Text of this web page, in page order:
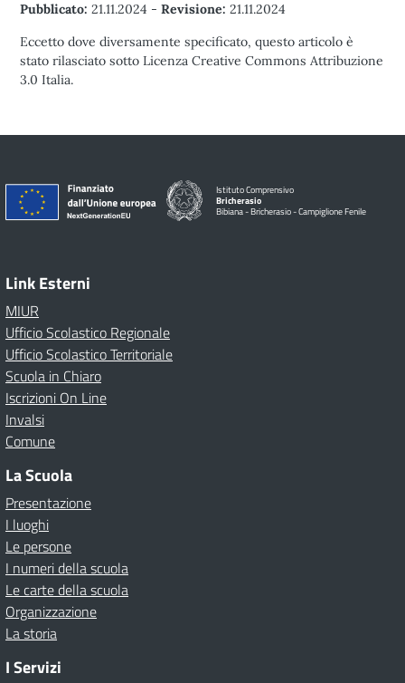
Pubblicato: 21.11.2024 - Revisione: 21.11.2024
Eccetto dove diversamente specificato, questo articolo è
stato rilasciato sotto Licenza Creative Commons Attribuzione
3.0 Italia.
Istituto Comprensivo
Bricherasio
Bibiana - Bricherasio - Campiglione Fenile
Link Esterni
MIUR
Ufficio Scolastico Regionale
Ufficio Scolastico Territoriale
Scuola in Chiaro
Iscrizioni On Line
Invalsi
Comune
La Scuola
Presentazione
I luoghi
Le persone
I numeri della scuola
Le carte della scuola
Organizzazione
La storia
I Servizi